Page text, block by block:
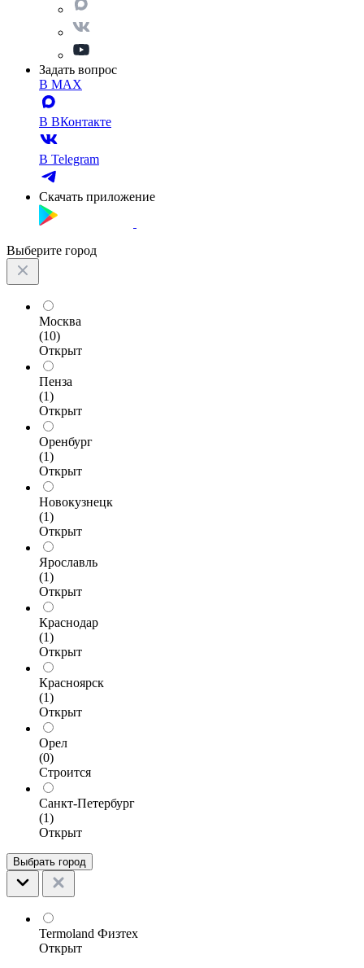
Задать вопрос
В MAX
В ВКонтакте
В Telegram
Скачать приложение
Выберите город
Москва
(10)
Открыт
Пенза
(1)
Открыт
Оренбург
(1)
Открыт
Новокузнецк
(1)
Открыт
Ярославль
(1)
Открыт
Краснодар
(1)
Открыт
Красноярск
(1)
Открыт
Орел
(0)
Строится
Санкт-Петербург
(1)
Открыт
Выбрать город
Termoland Физтех
Открыт